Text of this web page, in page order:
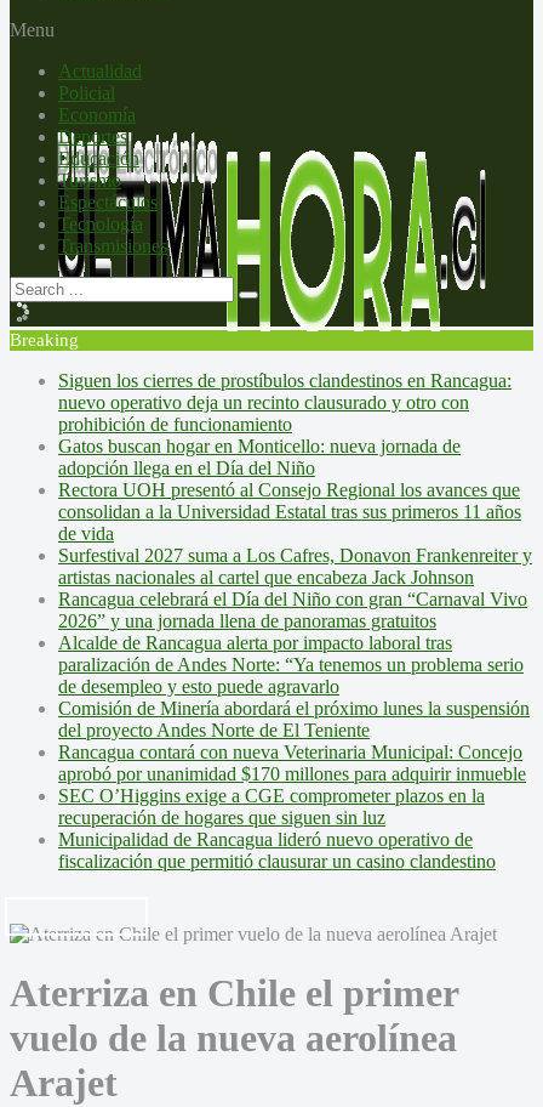
Menu
Actualidad
Policial
Economía
Deportes
Educación
Turismo
Espectáculos
Tecnología
Transmisiones
Breaking
Siguen los cierres de prostíbulos clandestinos en Rancagua:
nuevo operativo deja un recinto clausurado y otro con
prohibición de funcionamiento
Gatos buscan hogar en Monticello: nueva jornada de
adopción llega en el Día del Niño
Rectora UOH presentó al Consejo Regional los avances que
consolidan a la Universidad Estatal tras sus primeros 11 años
de vida
Surfestival 2027 suma a Los Cafres, Donavon Frankenreiter y
artistas nacionales al cartel que encabeza Jack Johnson
Rancagua celebrará el Día del Niño con gran “Carnaval Vivo
2026” y una jornada llena de panoramas gratuitos
Alcalde de Rancagua alerta por impacto laboral tras
paralización de Andes Norte: “Ya tenemos un problema serio
de desempleo y esto puede agravarlo
Comisión de Minería abordará el próximo lunes la suspensión
del proyecto Andes Norte de El Teniente
Rancagua contará con nueva Veterinaria Municipal: Concejo
aprobó por unanimidad $170 millones para adquirir inmueble
SEC O’Higgins exige a CGE comprometer plazos en la
recuperación de hogares que siguen sin luz
Municipalidad de Rancagua lideró nuevo operativo de
fiscalización que permitió clausurar un casino clandestino
Aterriza en Chile el primer
vuelo de la nueva aerolínea
Arajet